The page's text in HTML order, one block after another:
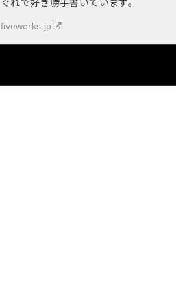
ぐれで好き勝手書いています。
fiveworks.jp